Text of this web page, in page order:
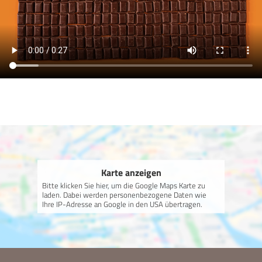
Karte anzeigen
Bitte klicken Sie hier, um die Google Maps Karte zu
laden. Dabei werden personenbezogene Daten wie
Ihre IP-Adresse an Google in den USA übertragen.